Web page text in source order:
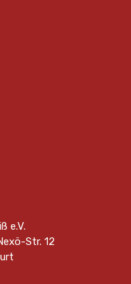
e.V.
Str. 12